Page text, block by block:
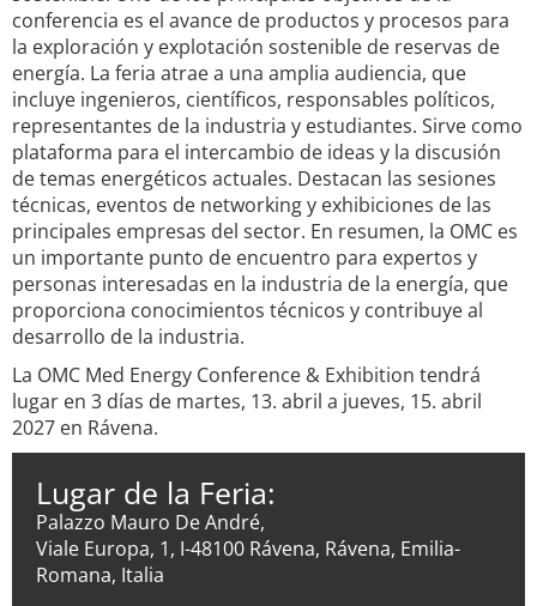
conferencia es el avance de productos y procesos para
la exploración y explotación sostenible de reservas de
energía. La feria atrae a una amplia audiencia, que
incluye ingenieros, científicos, responsables políticos,
representantes de la industria y estudiantes. Sirve como
plataforma para el intercambio de ideas y la discusión
de temas energéticos actuales. Destacan las sesiones
técnicas, eventos de networking y exhibiciones de las
principales empresas del sector. En resumen, la OMC es
un importante punto de encuentro para expertos y
personas interesadas en la industria de la energía, que
proporciona conocimientos técnicos y contribuye al
desarrollo de la industria.
La OMC Med Energy Conference & Exhibition tendrá
lugar en 3 días de martes, 13. abril a jueves, 15. abril
2027 en Rávena.
Lugar de la Feria:
Palazzo Mauro De André,
Viale Europa, 1, I-48100 Rávena, Rávena, Emilia-
Romana, Italia